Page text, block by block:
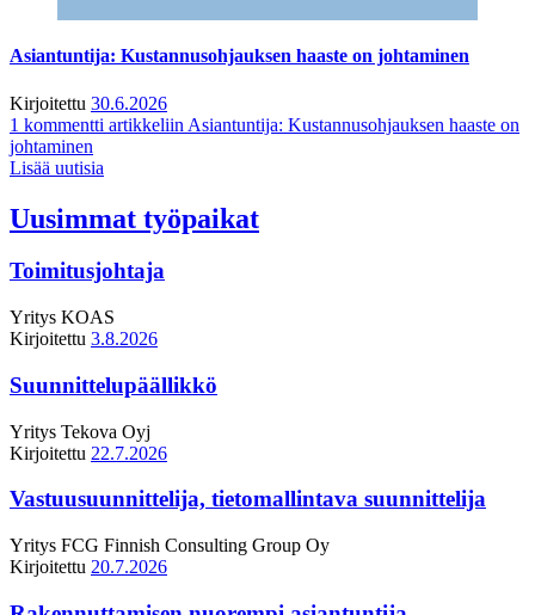
Asiantuntija: Kustannusohjauksen haaste on johtaminen
Kirjoitettu 30.6.2026
1 kommentti artikkeliin Asiantuntija: Kustannusohjauksen haaste on
johtaminen
Lisää uutisia
Uusimmat työpaikat
Toimitusjohtaja
Yritys KOAS
Kirjoitettu 3.8.2026
Suunnittelupäällikkö
Yritys Tekova Oyj
Kirjoitettu 22.7.2026
Vastuusuunnittelija, tietomallintava suunnittelija
Yritys FCG Finnish Consulting Group Oy
Kirjoitettu 20.7.2026